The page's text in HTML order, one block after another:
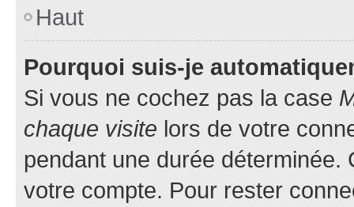
Haut
Pourquoi suis-je
Si vous ne cochez pas la case
chaque visite lors de votre
pendant une durée déterminée.
votre compte. Pour rester